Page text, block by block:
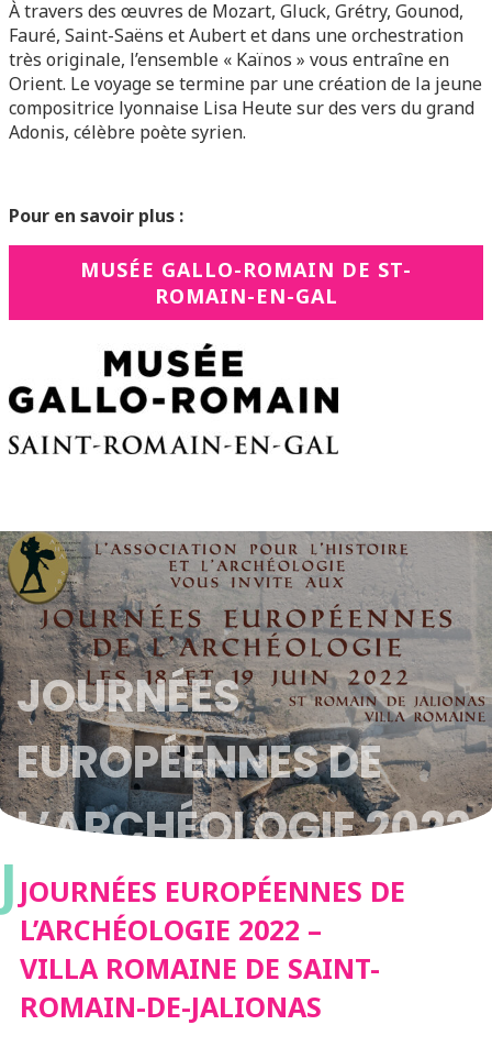
À travers des œuvres de Mozart, Gluck, Grétry, Gounod,
Fauré, Saint-Saëns et Aubert et dans une orchestration
très originale, l’ensemble « Kaïnos » vous entraîne en
Orient. Le voyage se termine par une création de la jeune
compositrice lyonnaise Lisa Heute sur des vers du grand
Adonis, célèbre poète syrien.
Pour en savoir plus :
MUSÉE GALLO-ROMAIN DE ST-
ROMAIN-EN-GAL
JOURNÉES
EUROPÉENNES DE
L’ARCHÉOLOGIE 2022
– VILLA ROMAINE DE
SAINT-ROMAIN-DE-
JALIONAS
J JOURNÉES EUROPÉENNES DE
L’ARCHÉOLOGIE 2022 –
VILLA ROMAINE DE SAINT-
ROMAIN-DE-JALIONAS